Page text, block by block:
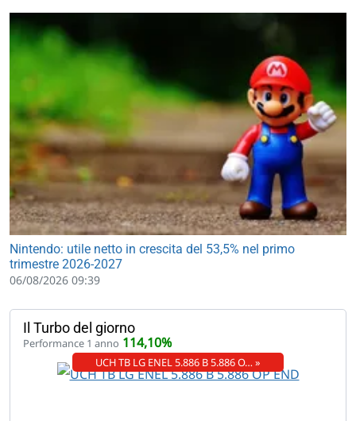
Nintendo: utile netto in crescita del 53,5% nel primo
trimestre 2026-2027
06/08/2026 09:39
Il Turbo del giorno
Performance 1 anno 114,10%
UCH TB LG ENEL 5.886 B 5.886 O… »